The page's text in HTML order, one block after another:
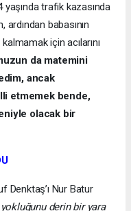
trafik kazasında
babasının
için acılarını
da matemini
ancak
etmemek bende,
olacak bir
Denktaş’ı Nur Batur
yokluğunu derin bir yara